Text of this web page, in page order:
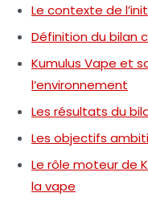
Le contexte de
Définition du bilan
Kumulus Vape et
l’environnement
Les résultats du
Les objectifs
Le rôle moteur de
la vape